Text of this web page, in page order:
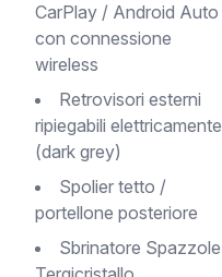
CarPlay / Android Auto
con connessione
wireless
Retrovisori esterni
ripiegabili elettricamente
(dark grey)
Spolier tetto /
portellone posteriore
Sbrinatore Spazzole